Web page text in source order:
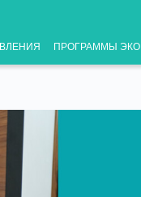
ПРОГРАММЫ ЭКО